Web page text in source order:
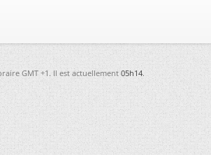
GMT +1. Il est actuellement05h14.